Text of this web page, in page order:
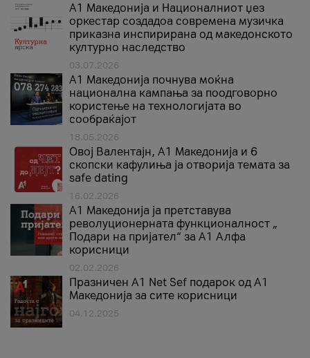
А1 Македонија и Националниот џез
оркестар создадоа современа музичка
приказна инспирирана од македонското
културно наследство
03.07.2026
A1 Македонија почнува моќна
национална кампања за поодговорно
користење на технологијата во
сообраќајот
18.05.2026
Овој Валентајн, A1 Македонија и 6
скопски кафулиња ја отворија темата за
safe dating
16.02.2026
А1 Македонија ја претставува
револуционерната функционалност „
Подари на пријател“ за А1 Алфа
корисници
02.02.2026
Празничен A1 Net Sеf подарок од А1
Македонија за сите корисници
04.12.2025